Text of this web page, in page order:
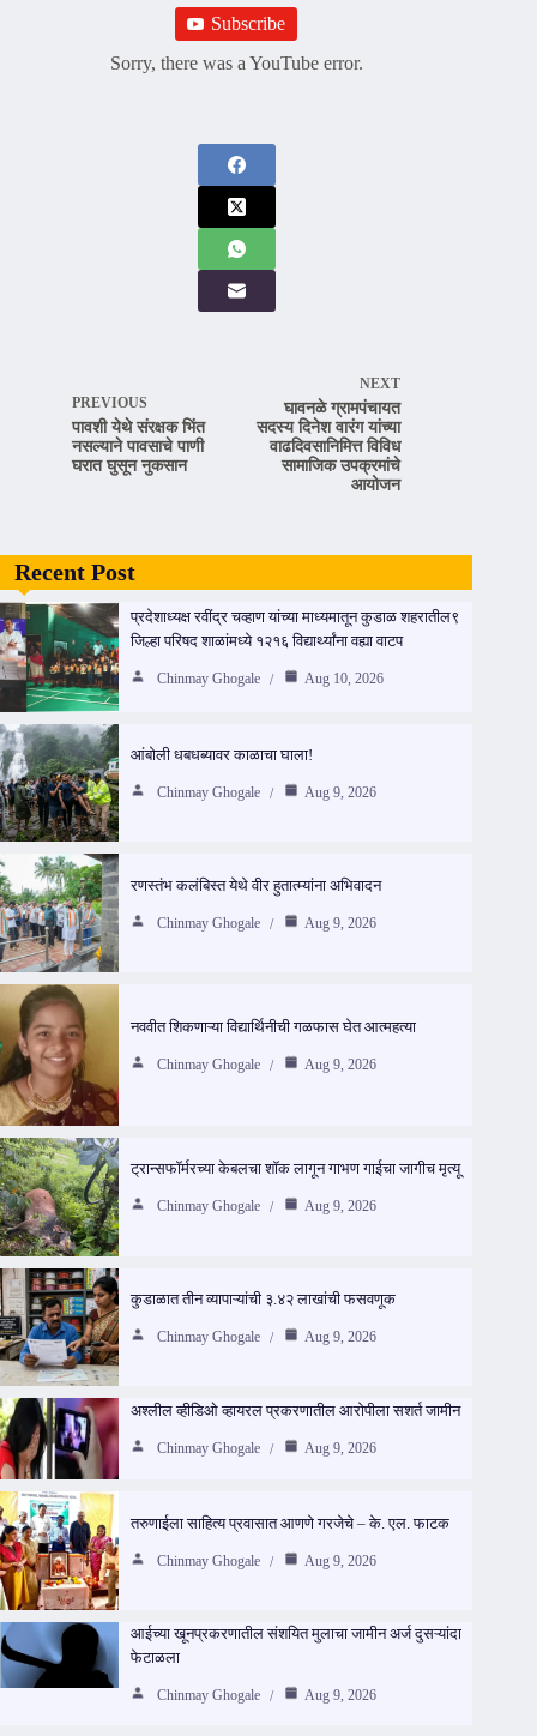
Subscribe
Sorry, there was a YouTube error.
PREVIOUS
पावशी येथे संरक्षक भिंत
नसल्याने पावसाचे पाणी
घरात घुसून नुकसान
NEXT
घावनळे ग्रामपंचायत
सदस्य दिनेश वारंग यांच्या
वाढदिवसानिमित्त विविध
सामाजिक उपक्रमांचे
आयोजन
Recent Post
प्रदेशाध्यक्ष रवींद्र चव्हाण यांच्या माध्यमातून कुडाळ शहरातील९
जिल्हा परिषद शाळांमध्ये १२१६ विद्यार्थ्यांना वह्या वाटप
Chinmay Ghogale Aug 10, 2026
आंबोली धबधब्यावर काळाचा घाला!
Chinmay Ghogale Aug 9, 2026
रणस्तंभ कलंबिस्त येथे वीर हुतात्म्यांना अभिवादन
Chinmay Ghogale Aug 9, 2026
नववीत शिकणाऱ्या विद्यार्थिनीची गळफास घेत आत्महत्या
Chinmay Ghogale Aug 9, 2026
ट्रान्सफॉर्मरच्या केबलचा शॉक लागून गाभण गाईचा जागीच मृत्यू
Chinmay Ghogale Aug 9, 2026
कुडाळात तीन व्यापाऱ्यांची ३.४२ लाखांची फसवणूक
Chinmay Ghogale Aug 9, 2026
अश्लील व्हीडिओ व्हायरल प्रकरणातील आरोपीला सशर्त जामीन
Chinmay Ghogale Aug 9, 2026
तरुणाईला साहित्य प्रवासात आणणे गरजेचे – के. एल. फाटक
Chinmay Ghogale Aug 9, 2026
आईच्या खूनप्रकरणातील संशयित मुलाचा जामीन अर्ज दुसऱ्यांदा
फेटाळला
Chinmay Ghogale Aug 9, 2026